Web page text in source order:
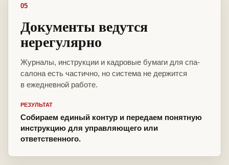
05
Документы ведутся
нерегулярно
Журналы, инструкции и кадровые бумаги для спа-
салона есть частично, но система не держится
в ежедневной работе.
РЕЗУЛЬТАТ
Собираем единый контур и передаем понятную
инструкцию для управляющего или
ответственного.